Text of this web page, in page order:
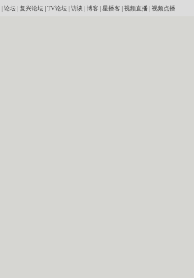
论坛| 复兴论坛| TV论坛| 访谈 博客 星播客 视频直播| 视频点播